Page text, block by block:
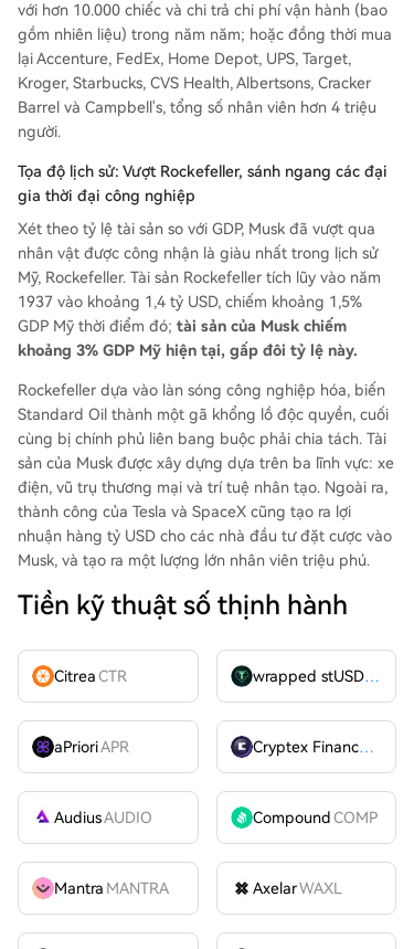
với hơn 10.000 chiếc và chi trả chi phí vận hành (bao
gồm nhiên liệu) trong năm năm; hoặc đồng thời mua
lại Accenture, FedEx, Home Depot, UPS, Target,
Kroger, Starbucks, CVS Health, Albertsons, Cracker
Barrel và Campbell's, tổng số nhân viên hơn 4 triệu
người.
Tọa độ lịch sử: Vượt Rockefeller, sánh ngang các đại
gia thời đại công nghiệp
Xét theo tỷ lệ tài sản so với GDP, Musk đã vượt qua
nhân vật được công nhận là giàu nhất trong lịch sử
Mỹ, Rockefeller. Tài sản Rockefeller tích lũy vào năm
1937 vào khoảng 1,4 tỷ USD, chiếm khoảng 1,5%
GDP Mỹ thời điểm đó; tài sản của Musk chiếm
khoảng 3% GDP Mỹ hiện tại, gấp đôi tỷ lệ này.
Rockefeller dựa vào làn sóng công nghiệp hóa, biến
Standard Oil thành một gã khổng lồ độc quyền, cuối
cùng bị chính phủ liên bang buộc phải chia tách. Tài
sản của Musk được xây dựng dựa trên ba lĩnh vực: xe
điện, vũ trụ thương mại và trí tuệ nhân tạo. Ngoài ra,
thành công của Tesla và SpaceX cũng tạo ra lợi
nhuận hàng tỷ USD cho các nhà đầu tư đặt cược vào
Musk, và tạo ra một lượng lớn nhân viên triệu phú.
Tiền kỹ thuật số thịnh hành
CitreaCTR wrapped stUSDT
aPrioriAPR Cryptex FinanceCTX
AudiusAUDIO CompoundCOMP
Mantra MANTRA AxelarWAXL